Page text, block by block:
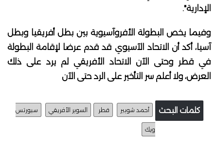
الإدارية".
وفيما يخص البطولة الأفروآسيوية بين بطل أفريقيا وبطل
آسيا، أكد أن الاتحاد الآسيوي قد قدم عرضا لإقامة البطولة
في قطر وحتى الآن الاتحاد الأفريقي لم يرد على ذلك
العرض، ولا أعلم سر التأخير على الرد حتى الآن
كلمات البحث أحمد شوبير قطر السوبر الأفريقي سبورتس
ويك